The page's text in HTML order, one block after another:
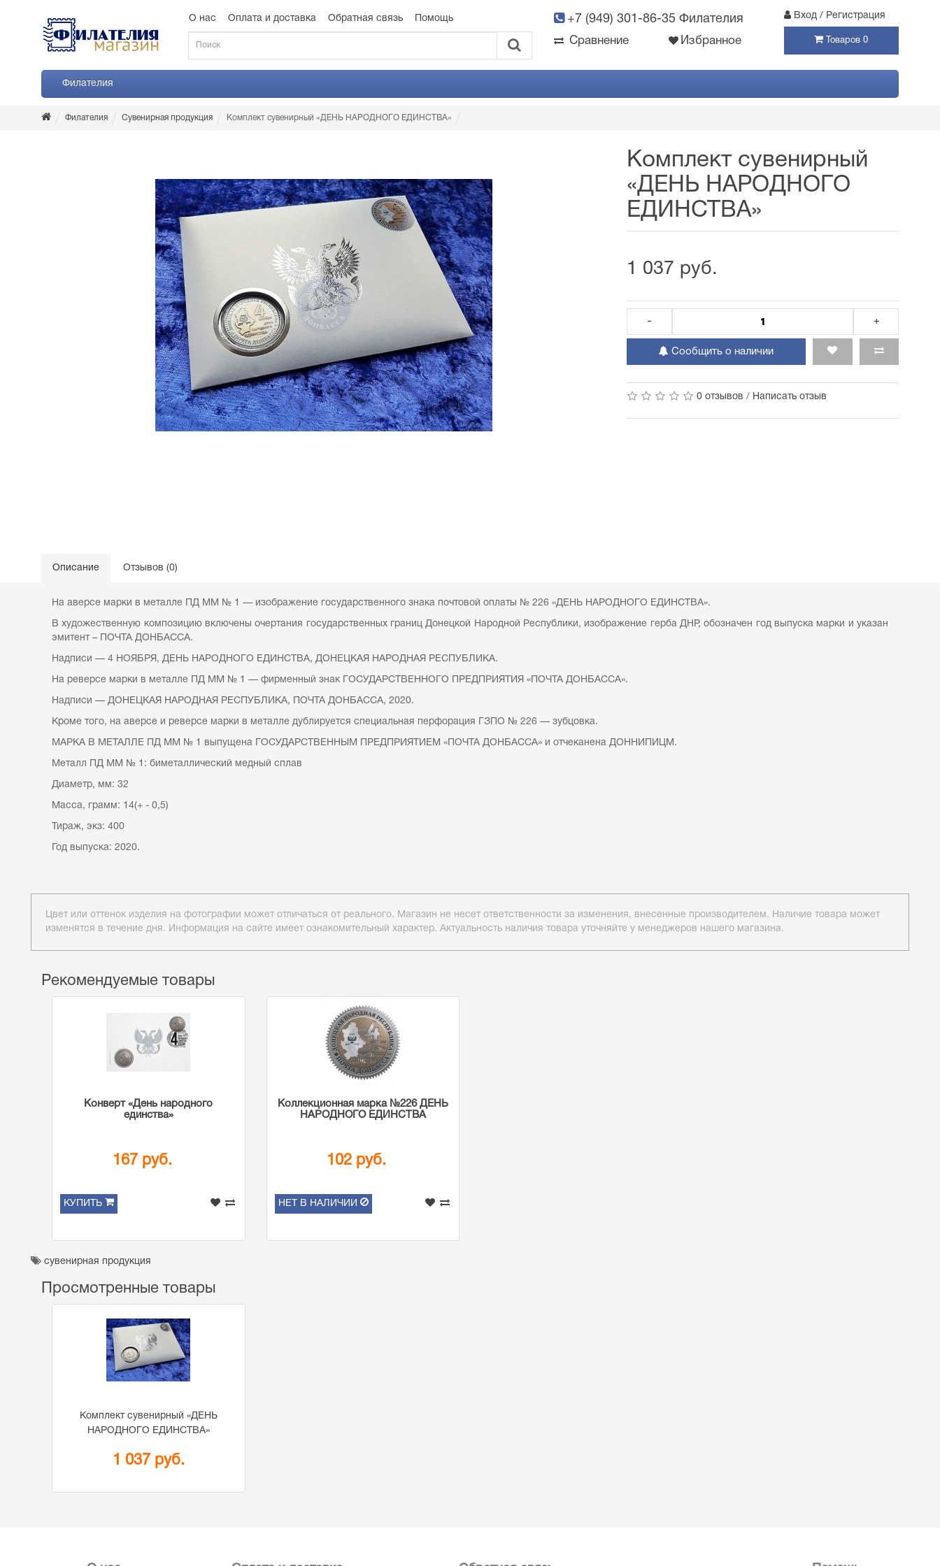
О нас Оплата и доставка Обратная связь Помощь +7 (949) 301-86-35 Филателия Вход / Регистрация
Сравнение Избранное Товаров 0
Филателия
Филателия Сувенирная продукция Комплект сувенирный «ДЕНЬ НАРОДНОГО ЕДИНСТВА»
Комплект сувенирный
«ДЕНЬ НАРОДНОГО
ЕДИНСТВА»
1 037 руб.
- +
Сообщить о наличии
0 отзывов / Написать отзыв
Описание Отзывов (0)
На аверсе марки в металле ПД ММ № 1 — изображение государственного знака почтовой оплаты № 226 «ДЕНЬ НАРОДНОГО ЕДИНСТВА».
В художественную композицию включены очертания государственных границ Донецкой Народной Республики, изображение герба ДНР, обозначен год выпуска марки и указан
эмитент – ПОЧТА ДОНБАССА.
Надписи — 4 НОЯБРЯ, ДЕНЬ НАРОДНОГО ЕДИНСТВА, ДОНЕЦКАЯ НАРОДНАЯ РЕСПУБЛИКА.
На реверсе марки в металле ПД ММ № 1 — фирменный знак ГОСУДАРСТВЕННОГО ПРЕДПРИЯТИЯ «ПОЧТА ДОНБАССА».
Надписи — ДОНЕЦКАЯ НАРОДНАЯ РЕСПУБЛИКА, ПОЧТА ДОНБАССА, 2020.
Кроме того, на аверсе и реверсе марки в металле дублируется специальная перфорация ГЗПО № 226 — зубцовка.
МАРКА В МЕТАЛЛЕ ПД ММ № 1 выпущена ГОСУДАРСТВЕННЫМ ПРЕДПРИЯТИЕМ «ПОЧТА ДОНБАССА» и отчеканена ДОННИПИЦМ.
Металл ПД ММ № 1: биметаллический медный сплав
Диаметр, мм: 32
Масса, грамм: 14(+ - 0,5)
Тираж, экз: 400
Год выпуска: 2020.
Цвет или оттенок изделия на фотографии может отличаться от реального. Магазин не несет ответственности за изменения, внесенные производителем. Наличие товара может
изменятся в течение дня. Информация на сайте имеет ознакомительный характер. Актуальность наличия товара уточняйте у менеджеров нашего магазина.
Рекомендуемые товары
Конверт «День народного
единства»
167 руб.
КУПИТЬ
Коллекционная марка №226 ДЕНЬ
НАРОДНОГО ЕДИНСТВА
102 руб.
НЕТ В НАЛИЧИИ
сувенирная продукция
Просмотренные товары
Комплект сувенирный «ДЕНЬ
НАРОДНОГО ЕДИНСТВА»
1 037 руб.